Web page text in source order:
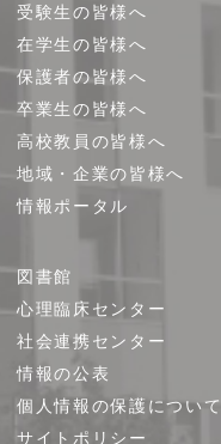
受験生の皆様へ
在学生の皆様へ
保護者の皆様へ
卒業生の皆様へ
高校教員の皆様へ
地域・企業の皆様へ
情報ポータル
図書館
心理臨床センター
社会連携センター
情報の公表
個人情報の保護について
サイトポリシー